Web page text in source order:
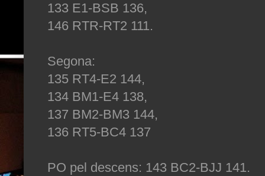
133 E1-BSB 136,
146 RTR-RT2 111.
Segona:
135 RT4-E2 144,
134 BM1-E4 138,
137 BM2-BM3 144,
136 RT5-BC4 137
PO pel descens: 143 BC2-BJJ 141.